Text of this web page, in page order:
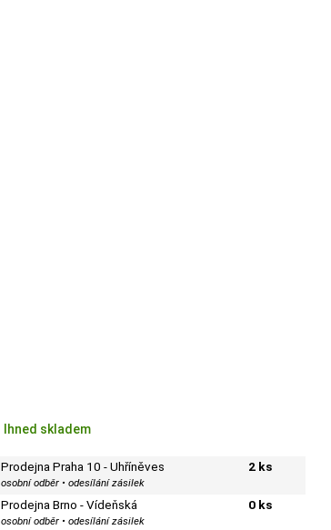
Ihned skladem
Prodejna Praha 10 - Uhříněves
osobní odběr • odesílání zásilek
2 ks
Prodejna Brno - Vídeňská
osobní odběr • odesílání zásilek
0 ks